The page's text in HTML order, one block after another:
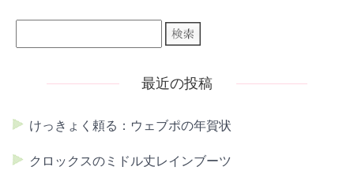
最近の投稿
けっきょく頼る：ウェブポの年賀状
クロックスのミドル丈レインブーツ